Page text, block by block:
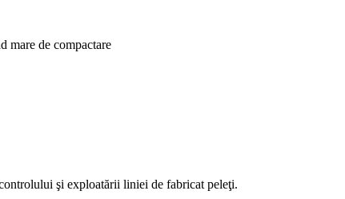
mare de compactare
şi exploatării liniei de fabricat peleţi.